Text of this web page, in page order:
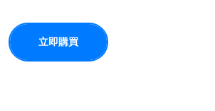
立即購買